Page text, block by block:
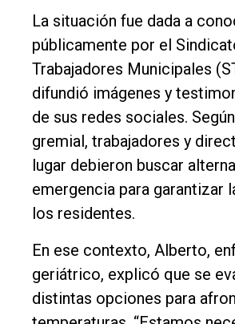
Nosotros
Contacto
La situación fue dada a
públicamente por el
Trabajadores Municipales
difundió imágenes y
de sus redes sociales.
gremial, trabajadores y
lugar debieron buscar
emergencia para garantizar
los residentes.
En ese contexto, Alberto,
geriátrico, explicó que se
distintas opciones para